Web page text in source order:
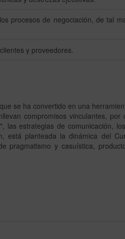
procesos de negociación, de tal
y proveedores.
se ha convertido en una
compromisos vinculantes, por
las estrategias de comunicación,
está planteada la dinámica del
pragmatismo y casuística,